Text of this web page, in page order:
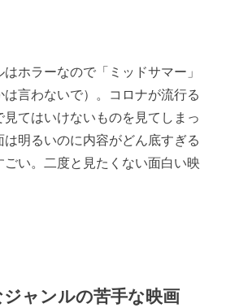
ホラーなので「ミッドサマー」
は言わないで）。コロナが流行る
てはいけないものを見てしまっ
明るいのに内容がどん底すぎる
い。二度と見たくない面白い映
ャンルの苦手な映画